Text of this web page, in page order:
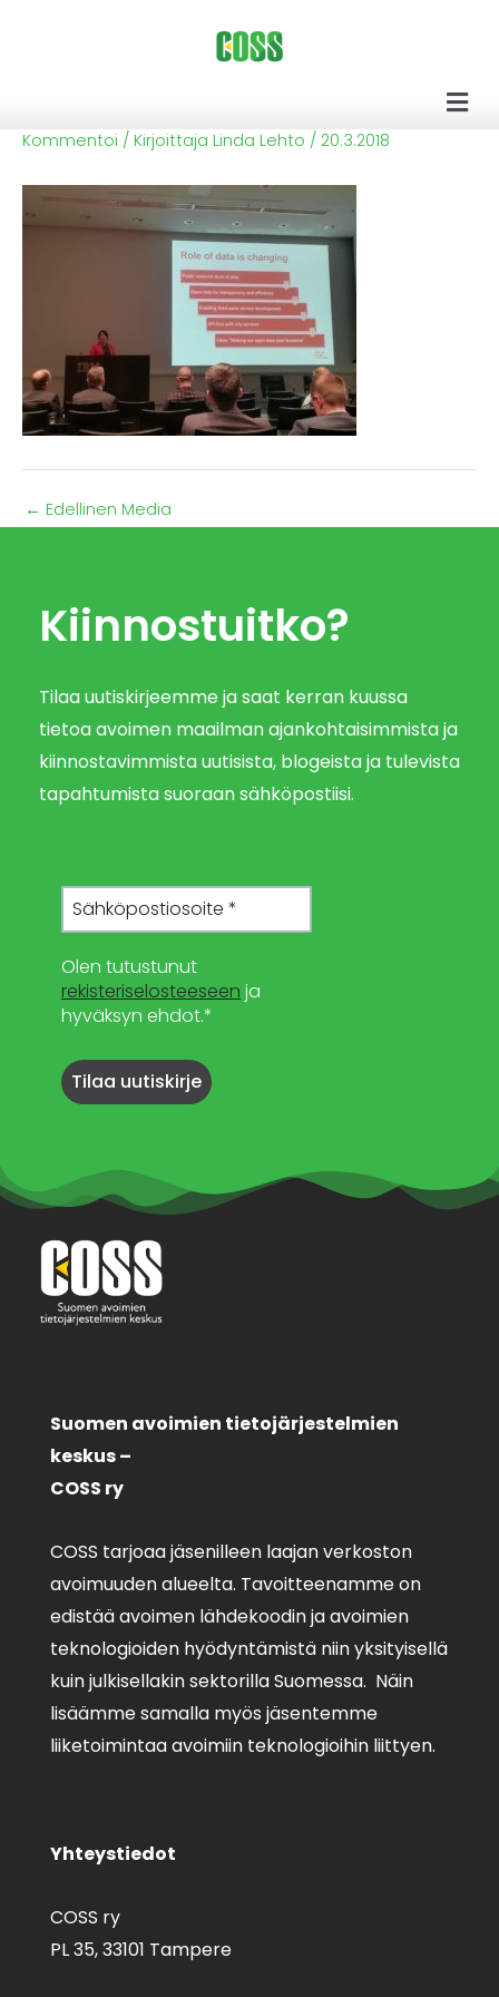
Kommentoi / Kirjoittaja Linda Lehto / 20.3.2018
← Edellinen Media
Kiinnostuitko?
Tilaa uutiskirjeemme ja saat kerran kuussa
tietoa avoimen maailman ajankohtaisimmista ja
kiinnostavimmista uutisista, blogeista ja tulevista
tapahtumista suoraan sähköpostiisi.
Olen tutustunut
rekisteriselosteeseen ja
hyväksyn ehdot.*
Suomen avoimien tietojärjestelmien
keskus –
COSS ry
COSS tarjoaa jäsenilleen laajan verkoston
avoimuuden alueelta. Tavoitteenamme on
edistää avoimen lähdekoodin ja avoimien
teknologioiden hyödyntämistä niin yksityisellä
kuin julkisellakin sektorilla Suomessa. Näin
lisäämme samalla myös jäsentemme
liiketoimintaa avoimiin teknologioihin liittyen.
Yhteystiedot
COSS ry
PL 35,33101 Tampere